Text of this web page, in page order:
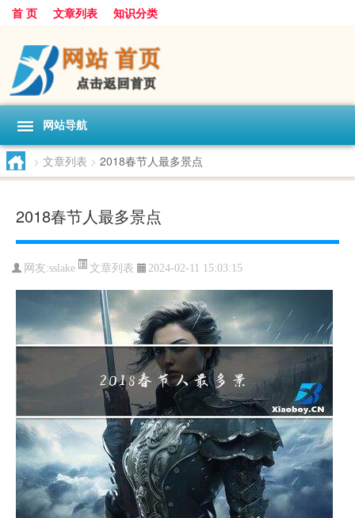
首 页 文章列表 知识分类
网站导航
> 文章列表 > 2018春节人最多景点
2018春节人最多景点
网友:sslake 文章列表 2024-02-11 15:03:15